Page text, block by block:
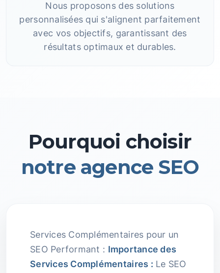
Nous proposons des solutions
personnalisées qui s'alignent parfaitement
avec vos objectifs, garantissant des
résultats optimaux et durables.
Pourquoi choisir
notre agence SEO
Services Complémentaires pour un
SEO Performant : Importance des
Services Complémentaires : Le SEO